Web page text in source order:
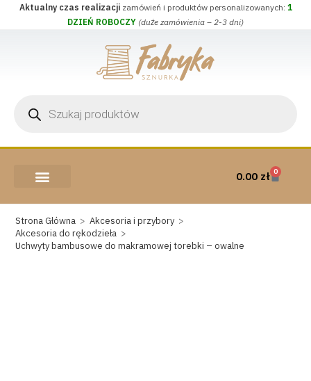
Aktualny czas realizacjizamówień i produktów personalizowanych: 1
DZIEŃ ROBOCZY (duże zamówienia – 2-3 dni)
0.00 zł 0
Strona Główna > Akcesoria i przybory >
Akcesoria do rękodzieła >
Uchwyty bambusowe do makramowej torebki – owalne